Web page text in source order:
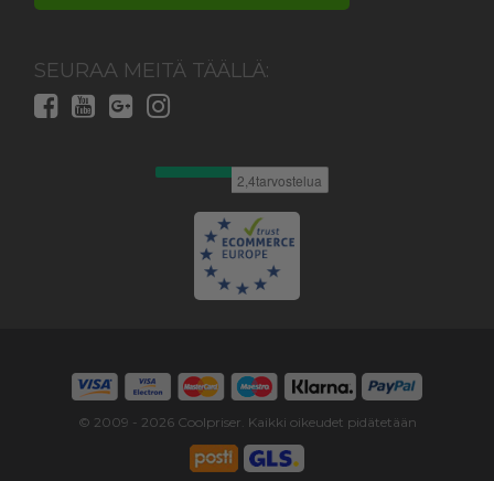
SEURAA MEITÄ TÄÄLLÄ:
© 2009 - 2026Coolpriser. Kaikki oikeudet pidätetään